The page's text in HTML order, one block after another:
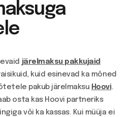
järelmaksu pakkujaid
kuid esinevad ka mõned
pakub järelmaksu Hoovi.
osta kas Hoovi partneriks
või ka kassas. Kui müüja ei